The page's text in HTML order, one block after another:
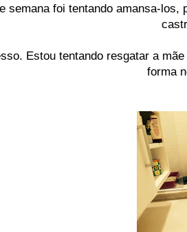
semana foi tentando amansa-los,
Estou tentando resgatar a
forma